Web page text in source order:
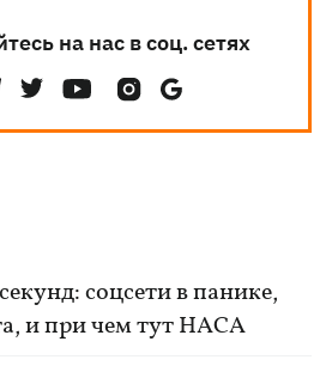
на нас в соц. сетях
соцсети в панике,
и при чем тут НАСА